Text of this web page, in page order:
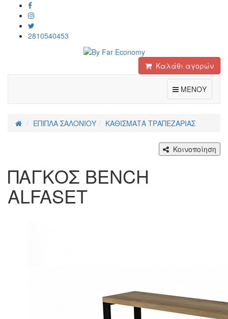
2810540453
Καλάθι αγορών
ΜΕΝΟΥ
ΕΠΙΠΛΑ ΣΑΛΟΝΙΟΥ ΚΑΘΙΣΜΑΤΑ ΤΡΑΠΕΖΑΡΙΑΣ
Κοινοποίηση
ΠΑΓΚΟΣ ΒΕΝCH
ALFASET